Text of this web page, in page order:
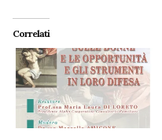
Correlati